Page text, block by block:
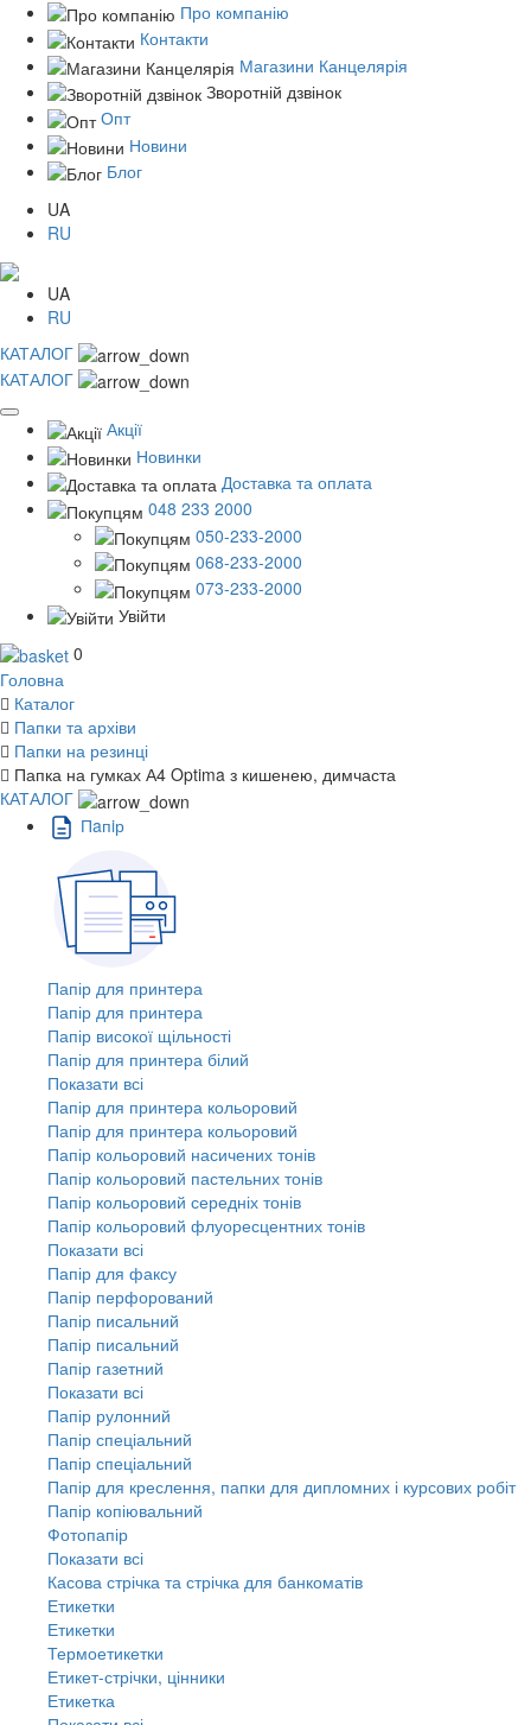
Про компанію
Контакти
Магазини Канцелярія
Зворотній дзвінок
Опт
Новини
Блог
UA
RU
UA
RU
КАТАЛОГ
КАТАЛОГ
Акції
Новинки
Доставка та оплата
048 233 2000
050-233-2000
068-233-2000
073-233-2000
Увійти
0
Головна
Каталог
Папки та архіви
Папки на резинці
Папка на гумках А4 Optima з кишенею, димчаста
КАТАЛОГ
Пaпiр
Папір для принтера
Папір для принтера
Папір високої щільності
Папір для принтера білий
Показати всі
Папір для принтера кольоровий
Папір для принтера кольоровий
Папір кольоровий насичених тонів
Папір кольоровий пастельних тонів
Папір кольоровий середніх тонів
Папір кольоровий флуоресцентних тонів
Показати всі
Папір для факсу
Папір перфорований
Папір писальний
Папір писальний
Папір газетний
Показати всі
Папір рулонний
Папір спеціальний
Папір спеціальний
Папір для креслення, папки для дипломних і курсових робіт
Папір копіювальний
Фотопапір
Показати всі
Касова стрічка та стрічка для банкоматів
Етикетки
Етикетки
Термоетикетки
Етикет-стрічки, цінники
Етикетка